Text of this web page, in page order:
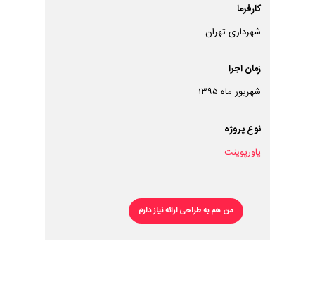
کارفرما
شهرداری تهران
زمان اجرا
شهریور ماه ۱۳۹۵
نوع پروژه
پاورپوینت
من هم به طراحی ارائه نیاز دارم